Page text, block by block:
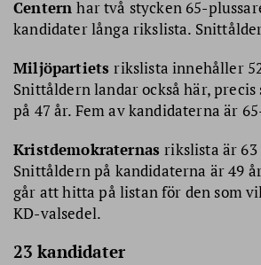
Centernhar två stycken 65-
kandidater långa rikslista.
Miljöpartietsrikslista innehåller
Snittåldern landar också här, precis
på 47 år. Fem av kandidaterna är
Kristdemokraternasrikslista är
Snittåldern på kandidaterna är 49
går att hitta på listan för den som
KD-valsedel.
23 kandidater